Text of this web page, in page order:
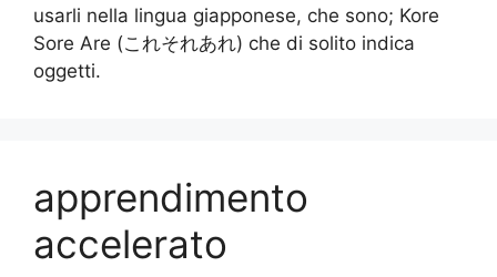
usarli nella lingua giapponese, che sono; Kore
Sore Are (これそれあれ) che di solito indica
oggetti.
apprendimento
accelerato